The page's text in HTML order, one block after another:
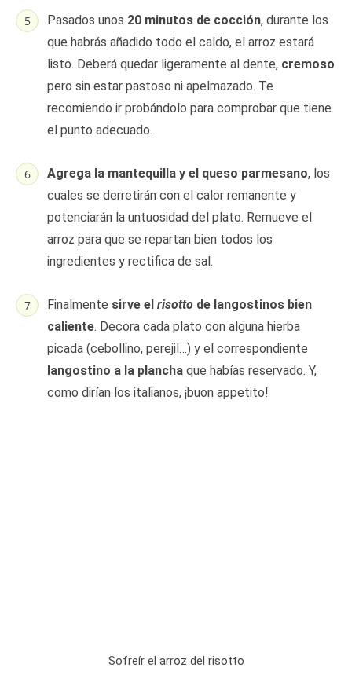
Pasados unos 20 minutos de cocción, durante los
que habrás añadido todo el caldo, el arroz estará
listo. Deberá quedar ligeramente al dente, cremoso
pero sin estar pastoso ni apelmazado. Te
recomiendo ir probándolo para comprobar que tiene
el punto adecuado.
Agrega la mantequilla y el queso parmesano, los
cuales se derretirán con el calor remanente y
potenciarán la untuosidad del plato. Remueve el
arroz para que se repartan bien todos los
ingredientes y rectifica de sal.
Finalmente sirve el risotto de langostinos bien
caliente. Decora cada plato con alguna hierba
picada (cebollino, perejil…) y el correspondiente
langostino a la plancha que habías reservado. Y,
como dirían los italianos, ¡buon appetito!
Sofreír el arroz del risotto